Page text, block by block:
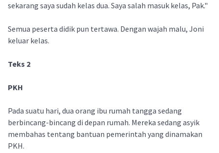
sekarang saya sudah kelas dua. Saya salah masuk kelas, Pak."
Semua peserta didik pun tertawa. Dengan wajah malu, Joni
keluar kelas.
Teks 2
PKH
Pada suatu hari, dua orang ibu rumah tangga sedang
berbincang-bincang di depan rumah. Mereka sedang asyik
membahas tentang bantuan pemerintah yang dinamakan
PKH.